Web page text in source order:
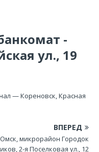
-
ул., 19
— Кореновск, Красная
ВПЕРЕД
микрорайон Городок
2-я Поселковая ул., 12